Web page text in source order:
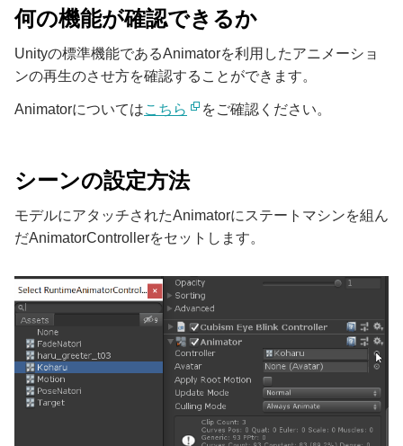
何の機能が確認できるか
Unityの標準機能であるAnimatorを利用したアニメーショ
ンの再生のさせ方を確認することができます。
Animatorについてはこちら をご確認ください。
シーンの設定方法
モデルにアタッチされたAnimatorにステートマシンを組ん
だAnimatorControllerをセットします。